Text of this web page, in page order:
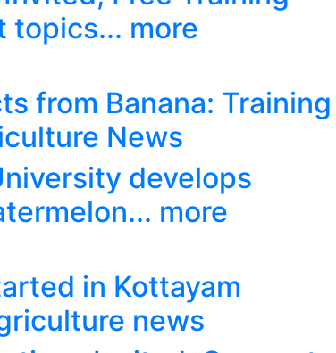
topics... more
from Banana: Training
News
develops
more
in Kottayam
news